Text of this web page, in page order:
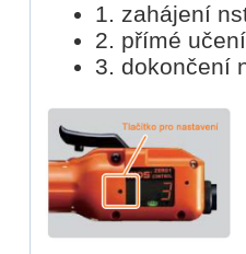
1. zahájení
2. přímé
3. dokončení